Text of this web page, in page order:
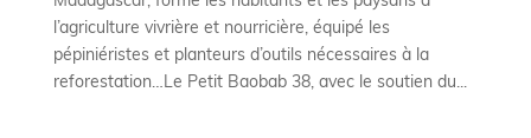
l’agriculture vivrière et nourricière, équipé les
pépiniéristes et planteurs d’outils nécessaires à la
reforestation…Le Petit Baobab 38, avec le soutien du...